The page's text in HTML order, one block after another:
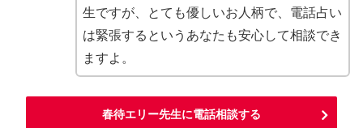
生ですが、とても優しいお人柄で、電話占い
は緊張するというあなたも安心して相談でき
ますよ。
春待エリー先生に電話相談する